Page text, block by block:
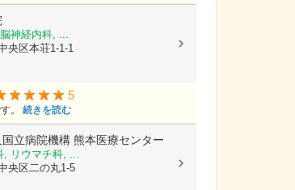
神経内科, ...
央区本荘1-1-1
5
。 続きを読む
立病院機構 熊本医療センター
, リウマチ科, ...
央区二の丸1-5